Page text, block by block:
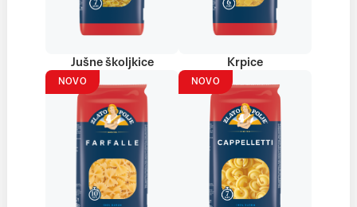
Jušne školjkice Krpice
NOVO NOVO